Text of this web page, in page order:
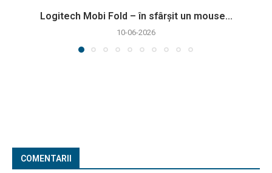
Logitech Mobi Fold – în sfârșit un mouse...
10-06-2026
COMENTARII